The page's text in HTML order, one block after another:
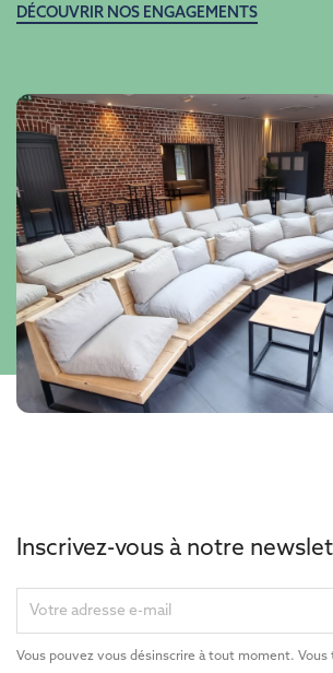
DÉCOUVRIR NOS ENGAGEMENTS
Inscrivez-vous à notre
Vous pouvez vous désinscrire à tout moment. Vous